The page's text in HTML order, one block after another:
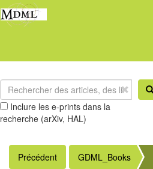
Inclure les e-prints dans la
recherche (arXiv, HAL)
Précédent GDML_Books